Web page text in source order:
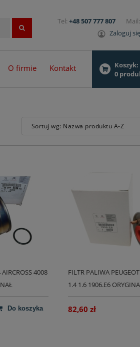
Tel: +48 507 777 807 Mail:
Zaloguj się
O firmie Kontakt
Koszyk:
0
Sortuj wg: Nazwa produktu A-Z
4008
do koszyka
FILTR PALIWA
1.4 1.6 1906.E6
82,60 zł